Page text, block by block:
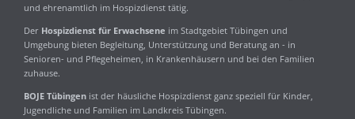
und ehrenamtlich im Hospizdienst tätig.
Der Hospizdienst für Erwachsene im Stadtgebiet Tübingen und
Umgebung bieten Begleitung, Unterstützung und Beratung an - in
Senioren- und Pflegeheimen, in Krankenhäusern und bei den Familien
zuhause.
BOJE Tübingenist der häusliche Hospizdienst ganz speziell für Kinder,
Jugendliche und Familien im Landkreis Tübingen.